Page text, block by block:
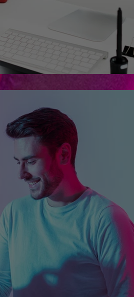
para emocionar